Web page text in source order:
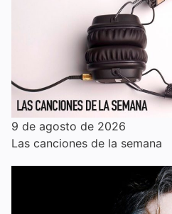
9 de agosto de 2026
Las canciones de la semana